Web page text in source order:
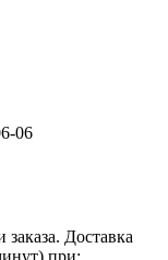
06
Доставка
при: